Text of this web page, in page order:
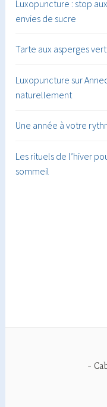
Luxopuncture : stop
envies de sucre
Tarte aux asperges
Luxopuncture sur
naturellement
Une année à votre
Les rituels de l’hiver
sommeil